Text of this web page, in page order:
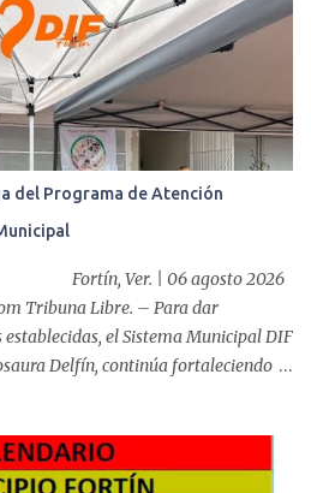
del Programa de Atención
06 agosto 2026
Tribuna Libre. – Para dar
el Sistema Municipal DIF
Delfín, continúa fortaleciendo
inició este miércoles en la cabecera
que busca contribuir al